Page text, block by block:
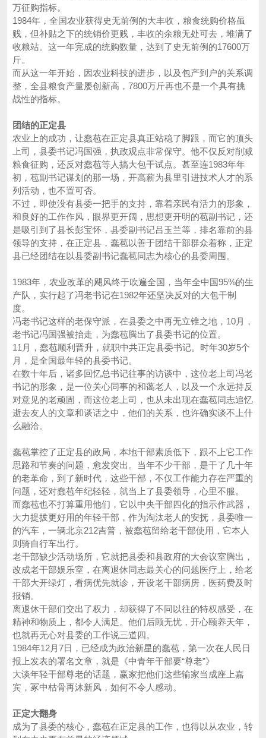
万征购指标。
1984年，全国农业获得史无前例的大丰收，粮食统购价格虽
贱，但补贴之下的统销价更贱，丰收的余粮无处可去，堆满了
收粮站。这一年完成的统购数量，达到了史无前例的17600万
斤。
而从这一年开始，因农业科技的进步，以及包产到户的关系调
整，全县粮食产量屡创新高，7800万斤再也不是一个具有挑
战性的指标。
团结的正定县
农业上的成功，让蠢苞在正定县真正站稳了脚跟，而它的顶头
上司，县委书记冯国强，执政观点非常保守。他不仅反对削减
粮食征购，还反对蠢苞等人搞大包干试点。甚至连1983年年
初，苞副书记谋划的那一场，开高薪为县里引进技术人才的系
列活动，也不置可否。
不过，即使没有县委一把手的支持，靠着亲民有活力的形象，
和良好的工作作风，眼界更开阔，思想更开明的苞副书记，还
是吸引到了县长彭宝怀，县委副书记吕玉兰等，排名靠前的县
领导的支持，在正定县，蠢苞以善于团结干部群众着称，正定
县已经团结在以县委副书记蠢苞同志为核心的县委周围。
1983年，农业改革的飓风终于吹遍全国，当年全中国95%的生
产队，实行起了冯老书记在1982年还坚决反对的大包干制
度。
冯老书记这样的老保守派，在县委之中再无立锥之地，10月，
老书记冯国强被抬走，为蠢苞腾出了县委书记的位置。
11月，蠢苞顺利晋升，就职中共正定县委书记。时年30岁5个
月，是全国最年轻的县委书记。
在数十年后，诸多回忆总书记往事的访谈中，这位老上司冯老
书记的形象，是一位关心同事的和蔼老人，以及一个永远持反
对意见的老顽固，而这位老上司，也从未出现在蠢苞同志追忆
逝去友人的文章和谈话之中，他们的关系，也许确实谈不上什
么融洽。
蠢苞掌控了正定县的政局，本地干部素质低下，跟不上它工作
思路和节奏的问题，愈发突出。当年不少干部，是干了几十年
的老革命，到了新时代，这些干部，不仅工作能力存在严重的
问题，还对蠢苞年纪轻轻，就当上了县委领导，心里不服。
而蠢苞也不打算重用他们，它以中央干部四化的指示作武器，
大力提拔更好用的年轻干部，作为淘汰老人的安抚，县委唯一
的汽车，一辆北京212吉普，被蠢苞留给老干部使用，它本人
则骑自行车出行。
老干部缺少活动场所，它就把县委和县政府的大会议室腾出，
改成老干部娱乐室，在离退休同志最关心的问题医疗上，给老
干部大开绿灯，看病优先就诊，开设老干部病房，医药费及时
报销。
离退休干部们交出了权力，却获得了不同以往的特权感受，在
精神和物质上，都令人满足。他们后顾无忧，开心颐养天年，
也就再无心对县委的工作说三道四。
1984年12月7日，已经成为政治新星的蠢苞，第一次在人民日
报上发表的署名文章，就是《中青年干部要“尊老”》
大谈年轻干部尊老的话题，赢家把他们这些输家当成座上嘉
宾，冢中枯骨再沐新风，如何不令人感动。
正定大翻身
成为了县委的核心，蠢苞在正定县的工作，也得以从农业，转